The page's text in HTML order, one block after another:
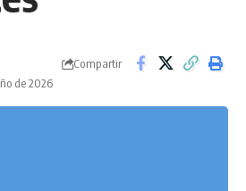
de 2026
Compartir